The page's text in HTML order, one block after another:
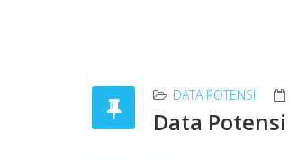
DATA POTENSI
Data